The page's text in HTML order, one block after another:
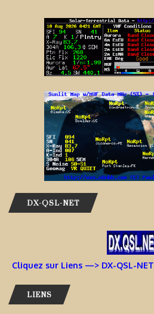
DX-QSL-NET
Cliquez sur Liens —> DX-QSL-NET
LIENS